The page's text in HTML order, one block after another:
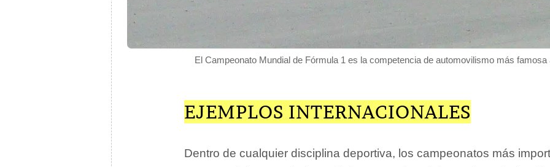
El Campeonato Mundial de Fórmula 1 es la competencia de automovilismo más famosa
EJEMPLOS INTERNACIONALES
Dentro de cualquier disciplina deportiva, los campeonatos más